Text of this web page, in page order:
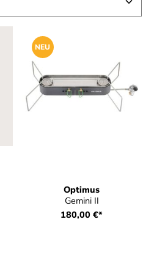
NEU
Optimus
Gemini II
180,00 €*